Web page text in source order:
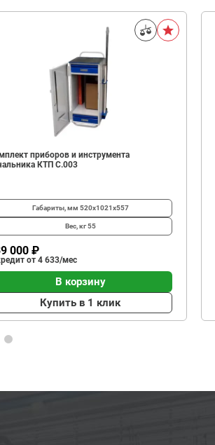
приборов и инструмента
КТП C.003
Габариты, мм 520х1021х557
Вес, кг55
000 ₽
от 4 633/мес
В корзину
Купить в 1 клик